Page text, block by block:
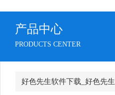
产品中心
PRODUCTS CENTER
好色先生软件下载_好色先生